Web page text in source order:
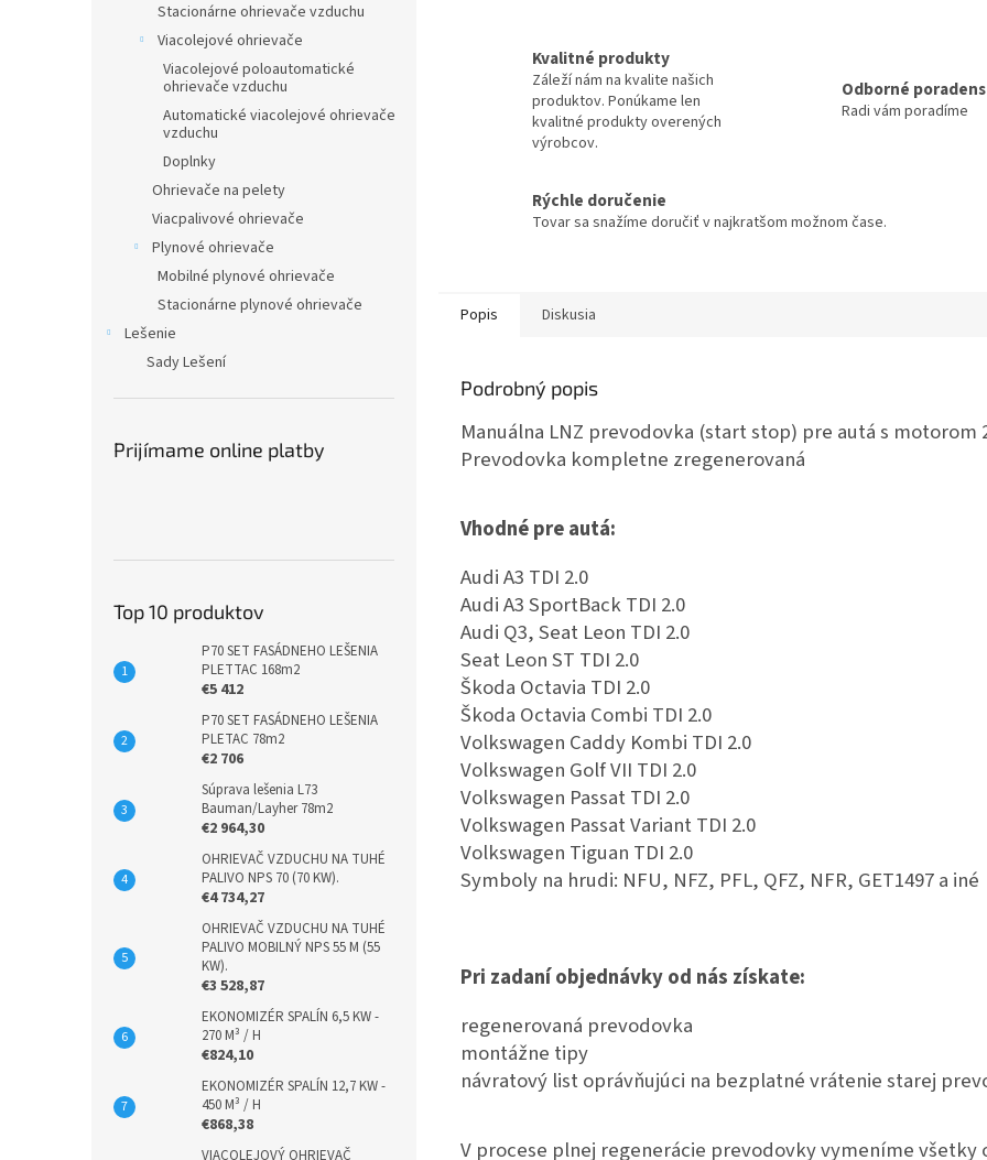
Stacionárne ohrievače vzduchu
Viacolejové ohrievače
Viacolejové poloautomatické
ohrievače vzduchu
Automatické viacolejové ohrievače
vzduchu
Doplnky
Ohrievače na pelety
Viacpalivové ohrievače
Plynové ohrievače
Mobilné plynové ohrievače
Stacionárne plynové ohrievače
Lešenie
Sady Lešení
Prijímame online platby
Top 10 produktov
P70 SET FASÁDNEHO LEŠENIA
PLETTAC 168m2
€5 412
P70 SET FASÁDNEHO LEŠENIA
PLETAC 78m2
€2 706
Súprava lešenia L73
Bauman/Layher 78m2
€2 964,30
OHRIEVAČ VZDUCHU NA TUHÉ
PALIVO NPS 70 (70 KW).
€4 734,27
OHRIEVAČ VZDUCHU NA TUHÉ
PALIVO MOBILNÝ NPS 55 M (55
KW).
€3 528,87
EKONOMIZÉR SPALÍN 6,5 KW -
270 M³ / H
€824,10
EKONOMIZÉR SPALÍN 12,7 KW -
450 M³ / H
€868,38
VIACOLEJOVÝ OHRIEVAČ
Kvalitné produkty
Záleží nám na kvalite našich
produktov. Ponúkame len
kvalitné produkty overených
výrobcov.
Odborné
Radi vám poradíme
Rýchle doručenie
Tovar sa snažíme doručiť v najkratšom možnom čase.
Popis Diskusia
Podrobný popis
Manuálna LNZ prevodovka (start stop) pre autá s motorom
Prevodovka kompletne zregenerovaná
Vhodné pre autá:
Audi A3 TDI 2.0
Audi A3 SportBack TDI 2.0
Audi Q3, Seat Leon TDI 2.0
Seat Leon ST TDI 2.0
Škoda Octavia TDI 2.0
Škoda Octavia Combi TDI 2.0
Volkswagen Caddy Kombi TDI 2.0
Volkswagen Golf VII TDI 2.0
Volkswagen Passat TDI 2.0
Volkswagen Passat Variant TDI 2.0
Volkswagen Tiguan TDI 2.0
Symboly na hrudi: NFU, NFZ, PFL, QFZ, NFR, GET1497 a iné
Pri zadaní objednávky od nás získate:
regenerovaná prevodovka
montážne tipy
návratový list oprávňujúci na bezplatné vrátenie starej
V procese plnej regenerácie prevodovky vymeníme všetky